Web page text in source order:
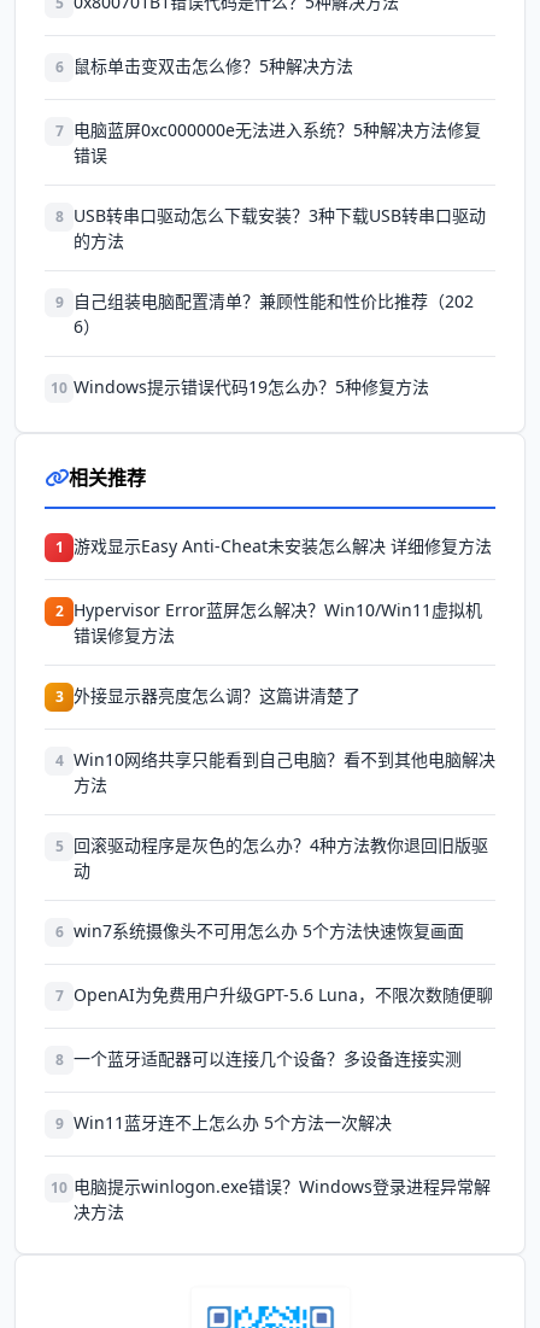
6 鼠标单击变双击怎么修？5种解决方法
7 电脑蓝屏0xc000000e无法进入系统？5种解决方法修复
错误
8 USB转串口驱动怎么下载安装？3种下载USB转串口驱动
的方法
9
自己组装电脑配置清单？兼顾性能和性价比推荐（202
6）
10 Windows提示错误代码19怎么办？5种修复方法
相关推荐
1 游戏显示Easy Anti-Cheat未安装怎么解决 详细修复方法
2 Hypervisor Error蓝屏怎么解决？Win10/Win11虚拟机
错误修复方法
3 外接显示器亮度怎么调？这篇讲清楚了
4 Win10网络共享只能看到自己电脑？看不到其他电脑解决
方法
5 回滚驱动程序是灰色的怎么办？4种方法教你退回旧版驱
动
6 win7系统摄像头不可用怎么办 5个方法快速恢复画面
7 OpenAI为免费用户升级GPT-5.6 Luna，不限次数随便聊
8 一个蓝牙适配器可以连接几个设备？多设备连接实测
9 Win11蓝牙连不上怎么办 5个方法一次解决
10 电脑提示winlogon.exe错误？Windows登录进程异常解
决方法